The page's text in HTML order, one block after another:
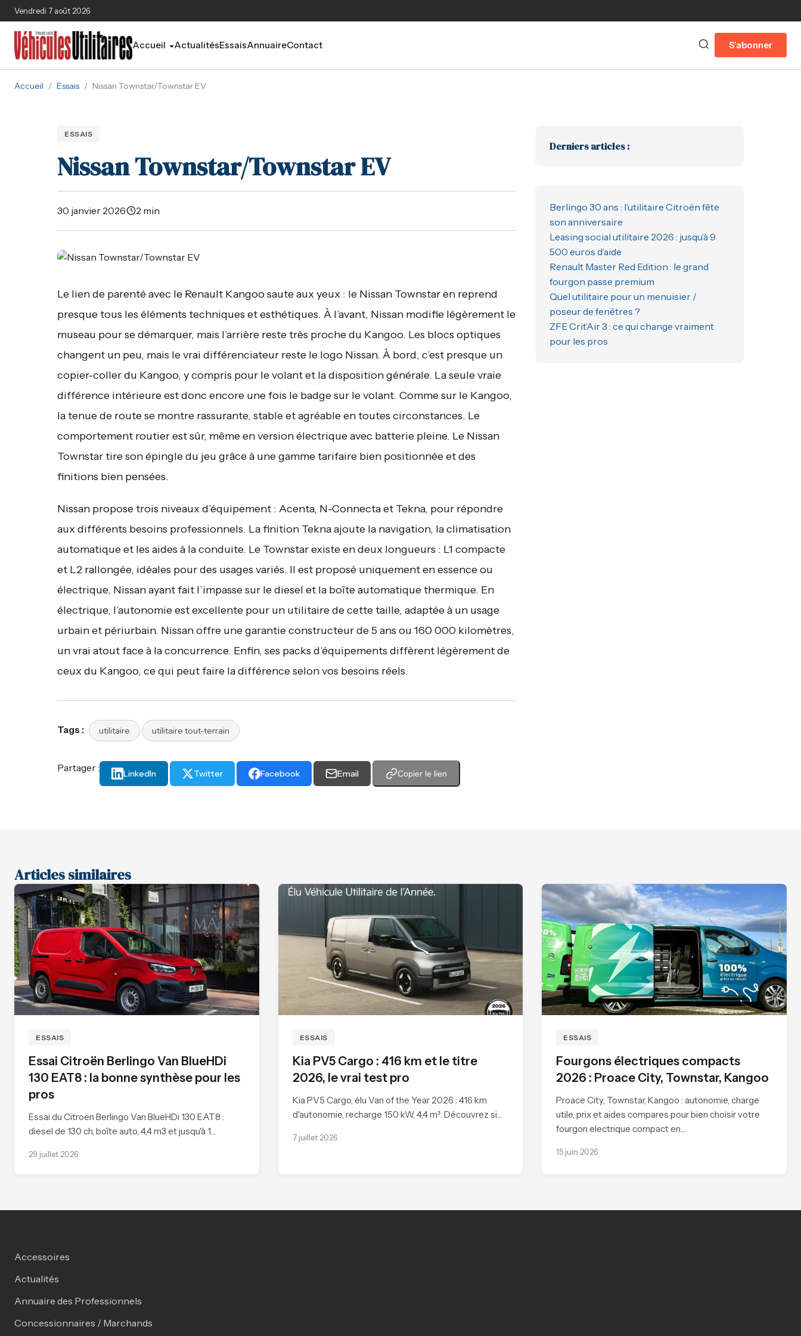
Aller au contenu principal
Vendredi 7 août 2026
Accueil ActualitésEssaisAnnuaireContact S'abonner
Accueil / Essais / Nissan Townstar/Townstar EV
ESSAIS
Nissan Townstar/Townstar EV
30 janvier 2026· 2 min
Le lien de parenté avec le Renault Kangoo saute aux yeux : le Nissan Townstar en reprend
presque tous les éléments techniques et esthétiques. À l’avant, Nissan modifie légèrement le
museau pour se démarquer, mais l’arrière reste très proche du Kangoo. Les blocs optiques
changent un peu, mais le vrai différenciateur reste le logo Nissan. À bord, c’est presque un
copier-coller du Kangoo, y compris pour le volant et la disposition générale. La seule vraie
différence intérieure est donc encore une fois le badge sur le volant. Comme sur le Kangoo,
la tenue de route se montre rassurante, stable et agréable en toutes circonstances. Le
comportement routier est sûr, même en version électrique avec batterie pleine. Le Nissan
Townstar tire son épingle du jeu grâce à une gamme tarifaire bien positionnée et des
finitions bien pensées.
Nissan propose trois niveaux d’équipement : Acenta, N-Connecta et Tekna, pour répondre
aux différents besoins professionnels. La finition Tekna ajoute la navigation, la climatisation
automatique et les aides à la conduite. Le Townstar existe en deux longueurs : L1 compacte
et L2 rallongée, idéales pour des usages variés. Il est proposé uniquement en essence ou
électrique, Nissan ayant fait l’impasse sur le diesel et la boîte automatique thermique. En
électrique, l’autonomie est excellente pour un utilitaire de cette taille, adaptée à un usage
urbain et périurbain. Nissan offre une garantie constructeur de 5 ans ou 160 000 kilomètres,
un vrai atout face à la concurrence. Enfin, ses packs d’équipements diffèrent légèrement de
ceux du Kangoo, ce qui peut faire la différence selon vos besoins réels.
Tags : utilitaire utilitaire tout-terrain
Partager : LinkedIn Twitter Facebook Email Copier le lien
Derniers articles :
Berlingo 30 ans : l’utilitaire Citroën fête
son anniversaire
Leasing social utilitaire 2026 : jusqu’à 9
500 euros d’aide
Renault Master Red Edition : le grand
fourgon passe premium
Quel utilitaire pour un menuisier /
poseur de fenêtres ?
ZFE Crit’Air 3 : ce qui change vraiment
pour les pros
Articles similaires
ESSAIS
Essai Citroën Berlingo Van BlueHDi
130 EAT8 : la bonne synthèse pour les
pros
Essai du Citroën Berlingo Van BlueHDi 130 EAT8 :
diesel de 130 ch, boîte auto, 4,4 m3 et jusqu'à 1…
29 juillet 2026
ESSAIS
Kia PV5 Cargo : 416 km et le titre
2026, le vrai test pro
Kia PV5 Cargo, élu Van of the Year 2026 : 416 km
d'autonomie, recharge 150 kW, 4,4 m³. Découvrez si…
7 juillet 2026
ESSAIS
Fourgons électriques compacts
2026 : Proace City, Townstar, Kangoo
Proace City, Townstar, Kangoo : autonomie, charge
utile, prix et aides compares pour bien choisir votre
fourgon electrique compact en…
15 juin 2026
Accessoires
Actualités
Annuaire des Professionnels
Concessionnaires / Marchands